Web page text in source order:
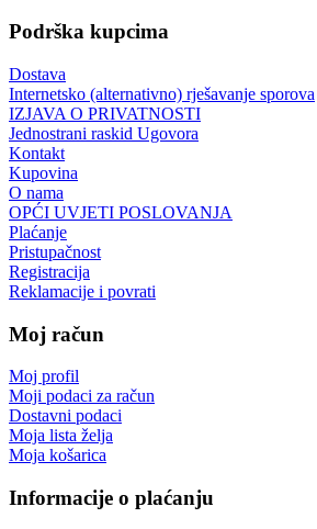
Podrška kupcima
Dostava
Internetsko (alternativno) rješavanje sporova
IZJAVA O PRIVATNOSTI
Jednostrani raskid Ugovora
Kontakt
Kupovina
O nama
OPĆI UVJETI POSLOVANJA
Plaćanje
Pristupačnost
Registracija
Reklamacije i povrati
Moj račun
Moj profil
Moji podaci za račun
Dostavni podaci
Moja lista želja
Moja košarica
Informacije o plaćanju